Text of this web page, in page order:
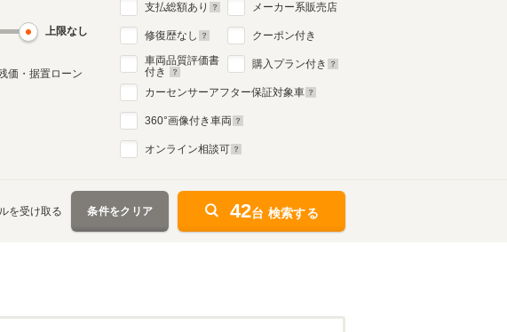
上限なし
価・据置ローン
支払総額あり
修復歴なし
車両品質評価書
付き
メーカー系販売店
クーポン付き
購入プラン付き
カーセンサーアフター保証対象車
360°画像付き車両
オンライン相談可
を受け取る 条件をクリア 42台 検索する